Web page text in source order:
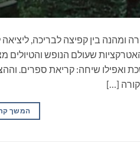
ומהנה בין קפיצה לבריכה,
שעולם הנופש והטיולים
[…]
המשך